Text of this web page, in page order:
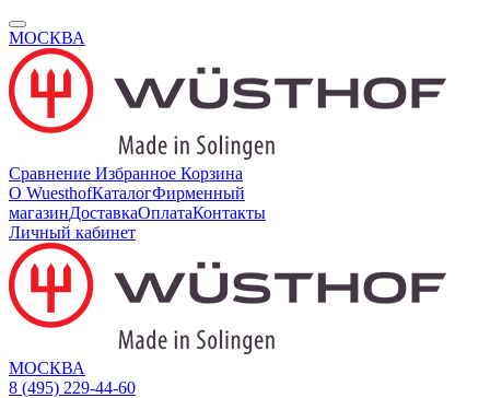
МОСКВА
Сравнение Избранное Корзина
О WuesthofКаталогФирменный
магазинДоставкаОплатаКонтакты
Личный кабинет
МОСКВА
8 (495) 229-44-60